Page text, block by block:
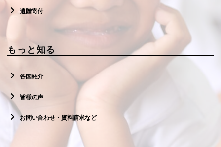
遺贈寄付
もっと知る
各国紹介
皆様の声
お問い合わせ・資料請求など